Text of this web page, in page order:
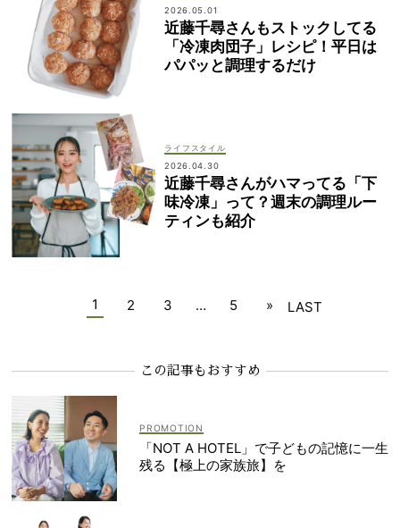
2026.05.01
近藤千尋さんもストックしてる
「冷凍肉団子」レシピ！平日は
パパッと調理するだけ
ライフスタイル
2026.04.30
近藤千尋さんがハマってる「下
味冷凍」って？週末の調理ルー
ティンも紹介
1 2 3 … 5 » LAST
この記事もおすすめ
「NOT A HOTEL」で子どもの記憶に一生
残る【極上の家族旅】を